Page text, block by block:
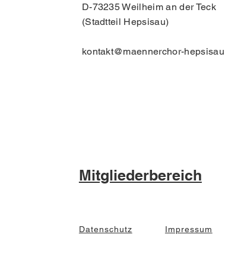
D-73235 Weilheim an der Teck
(Stadtteil Hepsisau)
kontakt@maennerchor-
Mitgliederbereich
Datenschutz Impressum